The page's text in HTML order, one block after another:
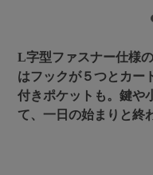
L字型ファスナー仕様
はフックが５つとカー
付きポケットも。鍵や
て、一日の始まりと終